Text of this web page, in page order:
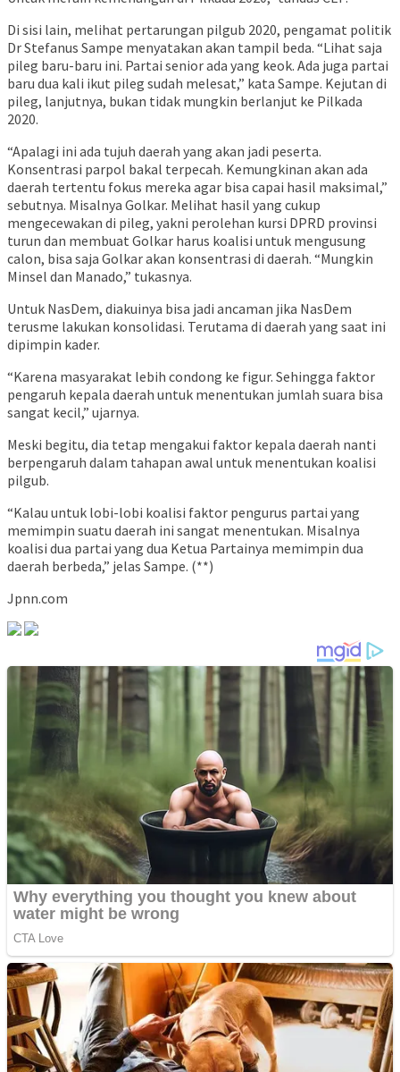
Di sisi lain, melihat pertarungan pilgub 2020, pengamat politik
Dr Stefanus Sampe menyatakan akan tampil beda. “Lihat saja
pileg baru-baru ini. Partai senior ada yang keok. Ada juga partai
baru dua kali ikut pileg sudah melesat,” kata Sampe. Kejutan di
pileg, lanjutnya, bukan tidak mungkin berlanjut ke Pilkada
2020.
“Apalagi ini ada tujuh daerah yang akan jadi peserta.
Konsentrasi parpol bakal terpecah. Kemungkinan akan ada
daerah tertentu fokus mereka agar bisa capai hasil maksimal,”
sebutnya. Misalnya Golkar. Melihat hasil yang cukup
mengecewakan di pileg, yakni perolehan kursi DPRD provinsi
turun dan membuat Golkar harus koalisi untuk mengusung
calon, bisa saja Golkar akan konsentrasi di daerah. “Mungkin
Minsel dan Manado,” tukasnya.
Untuk NasDem, diakuinya bisa jadi ancaman jika NasDem
terusme lakukan konsolidasi. Terutama di daerah yang saat ini
dipimpin kader.
“Karena masyarakat lebih condong ke figur. Sehingga faktor
pengaruh kepala daerah untuk menentukan jumlah suara bisa
sangat kecil,” ujarnya.
Meski begitu, dia tetap mengakui faktor kepala daerah nanti
berpengaruh dalam tahapan awal untuk menentukan koalisi
pilgub.
“Kalau untuk lobi-lobi koalisi faktor pengurus partai yang
memimpin suatu daerah ini sangat menentukan. Misalnya
koalisi dua partai yang dua Ketua Partainya memimpin dua
daerah berbeda,” jelas Sampe. (**)
Jpnn.com